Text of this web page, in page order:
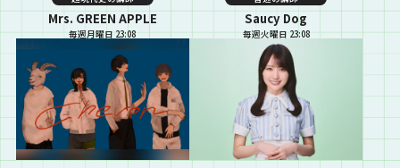
Mrs. GREEN APPLE
毎週月曜日 23:08
Saucy Dog
毎週火曜日 23:08